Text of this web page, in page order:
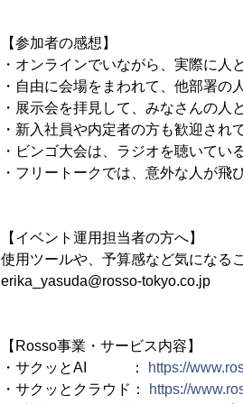
【参加者の感想】
・オンラインでいながら、実際に人
・自由に会場をまわれて、他部署の
・展示会を拝見して、みなさんの人
・新入社員や内定者の方も歓迎され
・ビンゴ大会は、ラジオを聴いてい
・フリートークでは、意外な人が飛
【イベント運用担当者の方へ】
使用ツールや、予算感など気になる
erika_yasuda@rosso-tokyo.co.jp
【Rosso事業・サービス内容】
・サクッとAI ：
https://
・サクッとクラウド：
https://